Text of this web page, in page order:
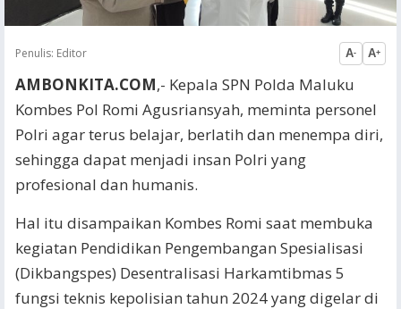
Penulis: Editor A- A+
AMBONKITA.COM,- Kepala SPN Polda Maluku
Kombes Pol Romi Agusriansyah, meminta personel
Polri agar terus belajar, berlatih dan menempa diri,
sehingga dapat menjadi insan Polri yang
profesional dan humanis.
Hal itu disampaikan Kombes Romi saat membuka
kegiatan Pendidikan Pengembangan Spesialisasi
(Dikbangspes) Desentralisasi Harkamtibmas 5
fungsi teknis kepolisian tahun 2024 yang digelar di